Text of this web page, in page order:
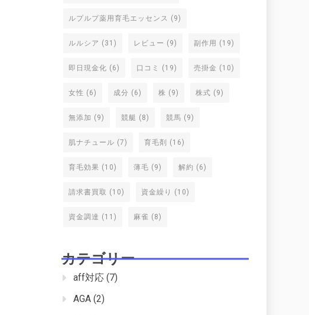
ルプルプ薬用育毛エッセンス (9)
ルルシア (31) レビュー (9) 副作用 (19)
即日現金化 (6) 口コミ (19) 売掛金 (10)
女性 (6) 成分 (6) 株 (9) 株式 (9)
無添加 (9) 競艇 (8) 競馬 (9)
肌ナチュール (7) 育毛剤 (16)
育毛効果 (10) 薄毛 (9) 解約 (6)
請求書買取 (10) 資金繰り (10)
資金調達 (11) 麻雀 (8)
カテゴリー
aff対応 (7)
AGA (2)